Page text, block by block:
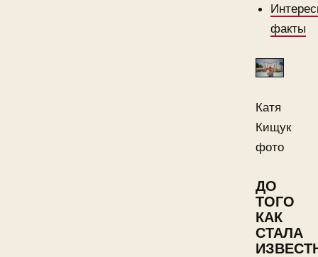
факты
Катя
Кищук
фото
ДО
ТОГО
КАК
СТАЛА